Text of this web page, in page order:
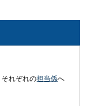
れぞれの担当係へ